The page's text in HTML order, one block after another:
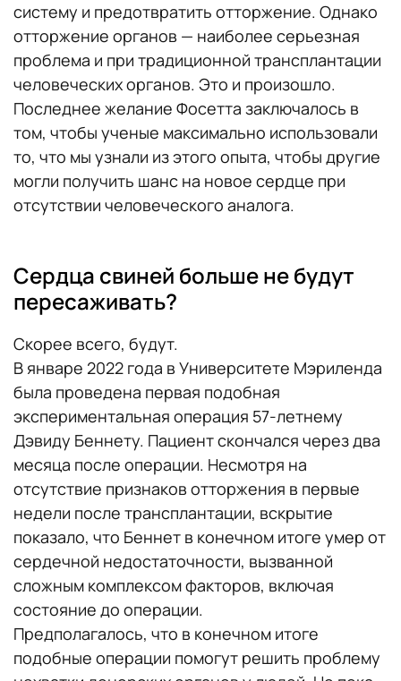
систему и предотвратить отторжение. Однако
отторжение органов — наиболее серьезная
проблема и при традиционной трансплантации
человеческих органов. Это и произошло.
Последнее желание Фосетта заключалось в
том, чтобы ученые максимально использовали
то, что мы узнали из этого опыта, чтобы другие
могли получить шанс на новое сердце при
отсутствии человеческого аналога.
Сердца свиней больше не будут
пересаживать?
Скорее всего, будут.
В январе 2022 года в Университете Мэриленда
была проведена первая подобная
экспериментальная операция 57-летнему
Дэвиду Беннету. Пациент скончался через два
месяца после операции. Несмотря на
отсутствие признаков отторжения в первые
недели после трансплантации, вскрытие
показало, что Беннет в конечном итоге умер от
сердечной недостаточности, вызванной
сложным комплексом факторов, включая
состояние до операции.
Предполагалось, что в конечном итоге
подобные операции помогут решить проблему